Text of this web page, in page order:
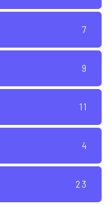
7
9
11
4
23